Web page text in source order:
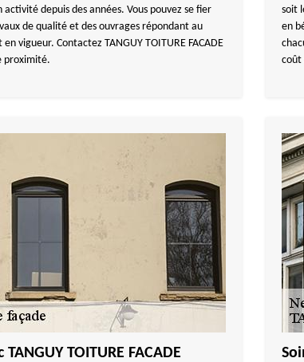
depuis des années. Vous pouvez se fier
de qualité et des ouvrages répondant au
vigueur. Contactez TANGUY TOITURE FACADE
proximité.
soit
en
coût
TOITURE FACADE